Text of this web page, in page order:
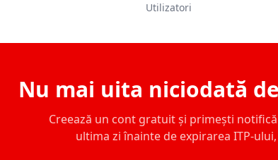
Utilizatori
Nu mai uita niciodată
Creează un cont gratuit și primești
ultima zi înainte de expirarea ITP-ului,